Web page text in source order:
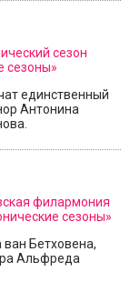
сезон
сезоны»
единственный
Антонина
филармония
сезоны»
Бетховена,
Альфреда